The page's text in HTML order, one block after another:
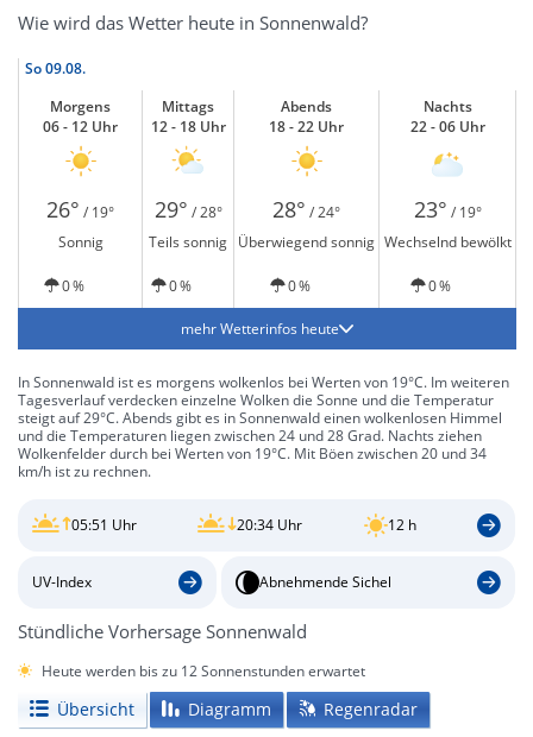
Wie wird das Wetter heute in Sonnenwald?
So09.08.
Morgens
06 - 12 Uhr
Mittags
12 - 18 Uhr
Abends
18 - 22 Uhr
Nachts
22 - 06 Uhr
26° / 19° 29° / 28° 28° / 24° 23° / 19°
Sonnig
Teils sonnig Überwiegend sonnig Wechselnd bewölkt
0 % 0 % 0 % 0 %
mehr Wetterinfos heute
In Sonnenwald ist es morgens wolkenlos bei Werten von 19°C. Im weiteren
Tagesverlauf verdecken einzelne Wolken die Sonne und die Temperatur
steigt auf 29°C. Abends gibt es in Sonnenwald einen wolkenlosen Himmel
und die Temperaturen liegen zwischen 24 und 28 Grad. Nachts ziehen
Wolkenfelder durch bei Werten von 19°C. Mit Böen zwischen 20 und 34
km/h ist zu rechnen.
05:51 Uhr 20:34 Uhr 12 h
UV-Index Abnehmende Sichel
Stündliche Vorhersage Sonnenwald
Heute werden bis zu 12 Sonnenstunden erwartet
Übersicht Diagramm Regenradar